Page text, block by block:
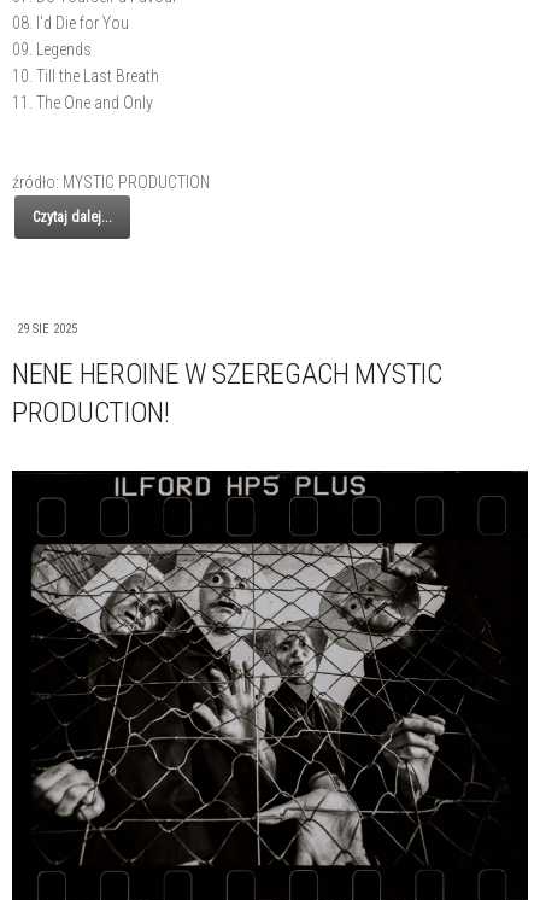
08. I'd Die for You
09. Legends
10. Till the Last Breath
11. The One and Only
źródło: MYSTIC PRODUCTION
Czytaj dalej...
29 SIE 2025
NENE HEROINE W SZEREGACH MYSTIC
PRODUCTION!